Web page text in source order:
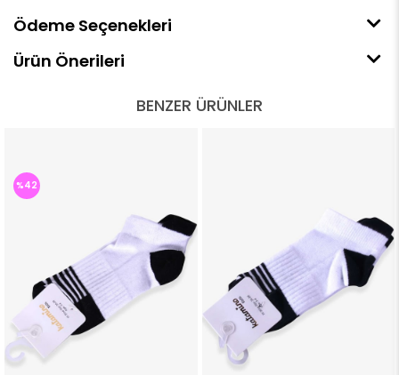
Ödeme Seçenekleri
Ürün Önerileri
BENZER ÜRÜNLER
%42